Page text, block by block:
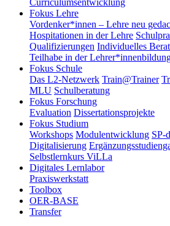
Fokus Lehre
Vordenker*innen – Lehre neu
Hospitationen in der Lehre
Qualifizierungen Individuelles
Teilhabe in der
Fokus Schule
Das L2-Netzwerk Train@Trainer
MLU Schulberatung
Fokus Forschung
Evaluation Dissertationsprojekte
Fokus Studium
Workshops Modulentwicklung SP-
Digitalisierung
Selbstlernkurs ViLLa
Digitales Lernlabor
Praxiswerkstatt
Toolbox
OER-BASE
Transfer